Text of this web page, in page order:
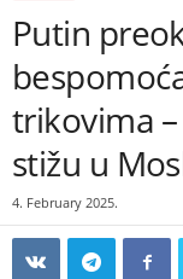
Putin
trikovima
stižu u
4. February 2025.